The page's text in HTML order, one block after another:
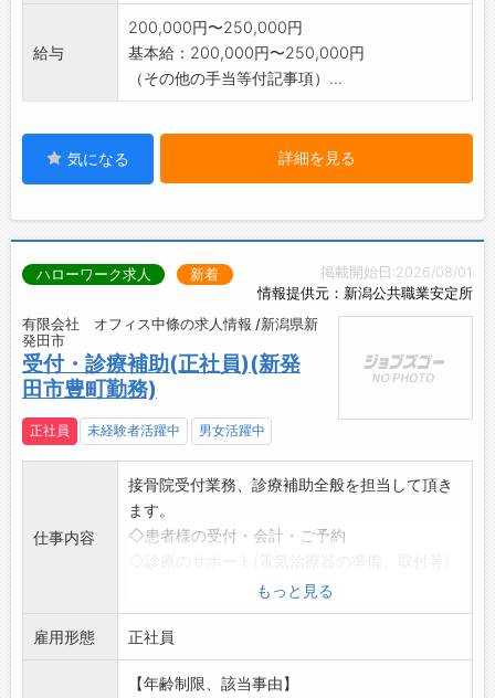
給与
200,000円〜250,000円
基本給：200,000円〜250,000円
（その他の手当等付記事項）...
気になる 詳細を見る
掲載開始日:2026/08/01
情報提供元：新潟公共職業安定所
ハローワーク求人 新着
有限会社 オフィス中條の求人情報 /新潟県新
発田市
受付・診療補助(正社員)(新発
田市豊町勤務)
正社員 未経験者活躍中 男女活躍中
仕事内容
接骨院受付業務、診療補助全般を担当して頂き
ます。
◇患者様の受付・会計・ご予約
◇レセコンによるカルテ管理
◇在庫管理、院内外清掃など
最初の研修期間は、先輩職員が丁寧にご指導し
ます。患者様へ、リ
ハビリ指導に携わることもありますので、体を
もっと見る
雇用形態 正社員
【年齢制限、該当事由】